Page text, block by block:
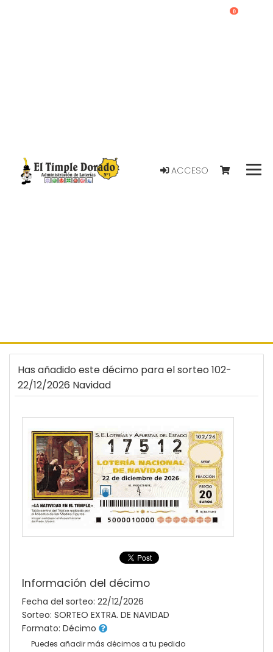
ACCESO
0
Has añadido este décimo para el sorteo 102-
22/12/2026 Navidad
Información del décimo
Fecha del sorteo: 22/12/2026
Sorteo: SORTEO EXTRA. DE NAVIDAD
Formato: Décimo
Puedes añadir más décimos a tu pedido